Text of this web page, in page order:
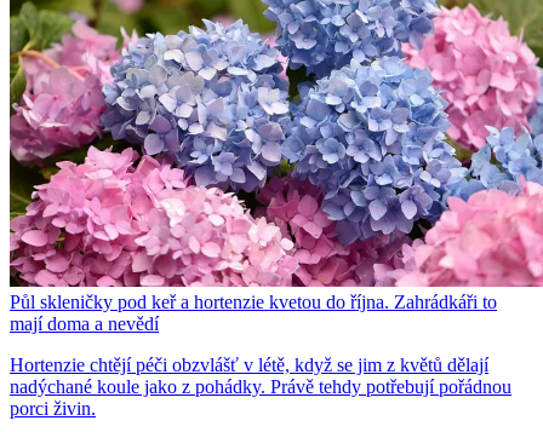
Půl skleničky pod keř a hortenzie kvetou do října. Zahrádkáři to
mají doma a nevědí
Hortenzie chtějí péči obzvlášť v létě, když se jim z květů dělají
nadýchané koule jako z pohádky. Právě tehdy potřebují pořádnou
porci živin.